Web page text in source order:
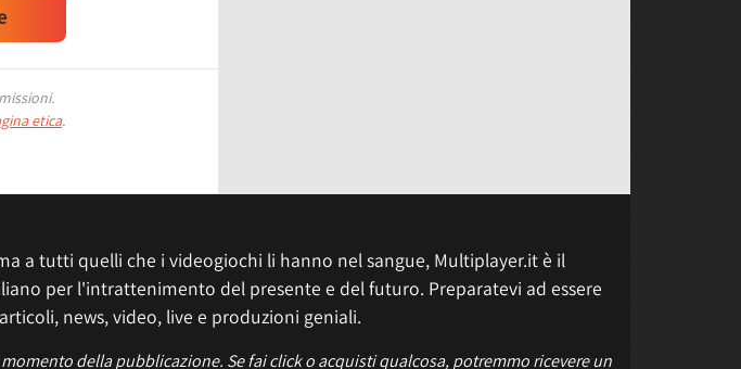
etica.
a tutti quelli che i videogiochi li hanno nel sangue, Multiplayer.it è il
per l'intrattenimento del presente e del futuro. Preparatevi ad essere
news, video, live e produzioni geniali.
della pubblicazione. Se fai click o acquisti qualcosa, potremmo ricevere un